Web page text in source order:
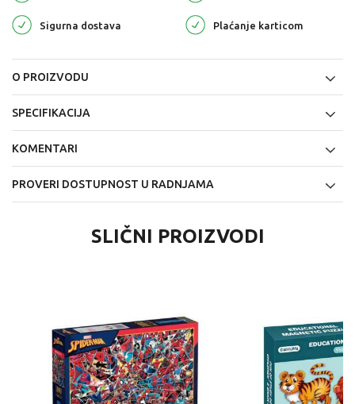
Sigurna dostava Plaćanje karticom
O PROIZVODU
SPECIFIKACIJA
KOMENTARI
PROVERI DOSTUPNOST U RADNJAMA
SLIČNI PROIZVODI